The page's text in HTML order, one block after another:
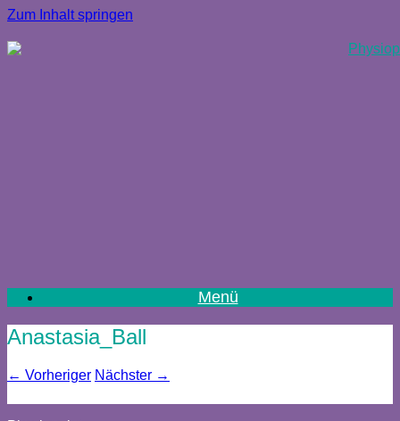
Zum Inhalt springen
Menü
Anastasia_Ball
← Vorheriger Nächster →